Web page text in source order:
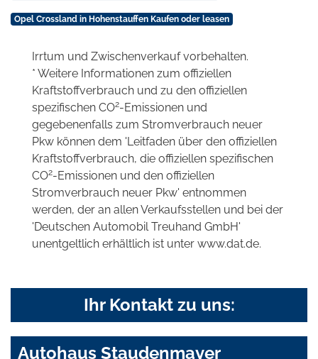
Opel Crossland in Hohenstauffen Kaufen oder leasen
Irrtum und Zwischenverkauf vorbehalten.
* Weitere Informationen zum offiziellen
Kraftstoffverbrauch und zu den offiziellen
spezifischen CO2-Emissionen und
gegebenenfalls zum Stromverbrauch neuer
Pkw können dem 'Leitfaden über den offiziellen
Kraftstoffverbrauch, die offiziellen spezifischen
CO2-Emissionen und den offiziellen
Stromverbrauch neuer Pkw' entnommen
werden, der an allen Verkaufsstellen und bei der
'Deutschen Automobil Treuhand GmbH'
unentgeltlich erhältlich ist unter www.dat.de.
Ihr Kontakt zu uns:
Autohaus Staudenmayer